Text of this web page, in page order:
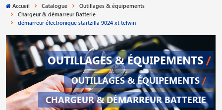
Accueil Catalogue
Outillages & équipements
Chargeur & démarreur Batterie
démarreur électronique startzilla 9024 xt telwin
OUTILLAGES & ÉQUIPEMENTS /
OUTILLAGES & ÉQUIPEMENTS /
CHARGEUR & DÉMARREUR BATTERIE